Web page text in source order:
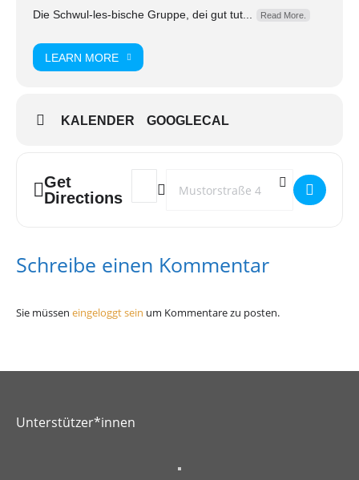
Die Schwul-les-bische Gruppe, dei gut tut... Read More.
LEARN MORE
KALENDER GOOGLECAL
Get
Directions
Address - Oase Gruppenabend []
Destination Address - Oase
Schreibe einen Kommentar
Sie müssen eingeloggt sein um Kommentare zu posten.
Unterstützer*innen